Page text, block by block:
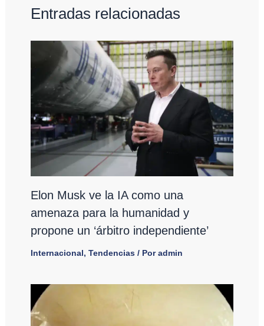
Entradas relacionadas
Elon Musk ve la IA como una
amenaza para la humanidad y
propone un ‘árbitro independiente’
Internacional, Tendencias/ Poradmin